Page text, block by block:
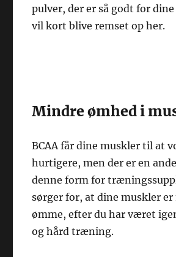
pulver, der er så godt for
vil kort blive remset op her.
Mindre ømhed i
BCAA får dine muskler til at
hurtigere, men der er en
denne form for
sørger for, at dine muskler
ømme, efter du har været
og hård træning.